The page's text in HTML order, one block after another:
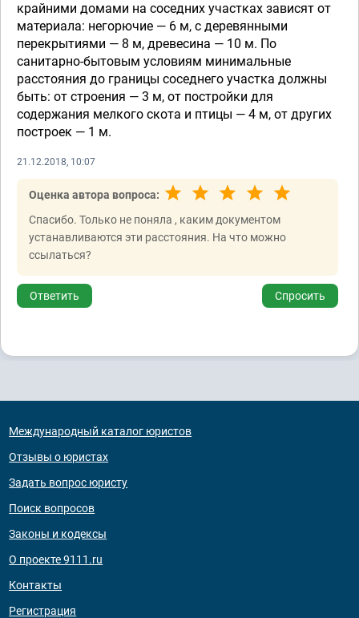
крайними домами на соседних участках зависят от
материала: негорючие — 6 м, с деревянными
перекрытиями — 8 м, древесина — 10 м. По
санитарно-бытовым условиям минимальные
расстояния до границы соседнего участка должны
быть: от строения — 3 м, от постройки для
содержания мелкого скота и птицы — 4 м, от других
построек — 1 м.
21.12.2018, 10:07
Оценка автора вопроса:
Спасибо. Только не поняла , каким документом
устанавливаются эти расстояния. На что можно
ссылаться?
Ответить Спросить
Международный каталог юристов
Отзывы о юристах
Задать вопрос юристу
Поиск вопросов
Законы и кодексы
О проекте 9111.ru
Контакты
Регистрация